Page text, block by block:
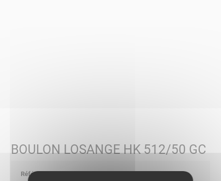
BOULON LOSANGE HK 512/50 GC